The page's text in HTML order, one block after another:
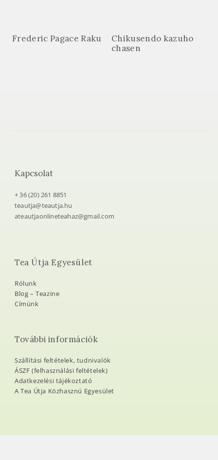
Frederic Pagace Raku
Chikusendo kazuho
chasen
Kapcsolat
+ 36 (20) 261 8851
teautja@teautja.hu
ateautjaonlineteahaz@gmail.com
Tea Útja Egyesület
Rólunk
Blog – Teazine
Címünk
További információk
Szállítási feltételek, tudnivalók
ÁSZF (felhasználási feltételek)
Adatkezelési tájékoztató
A Tea Útja Közhasznú Egyesület